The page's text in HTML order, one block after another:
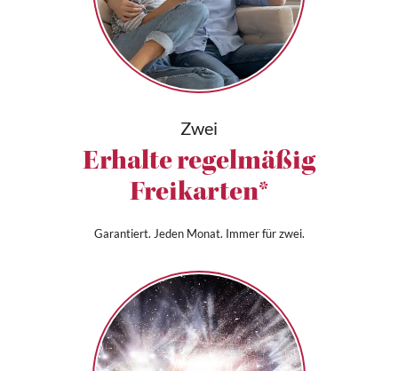
Zwei
Erhalte regelmäßig
Freikarten*
Garantiert. Jeden Monat. Immer für zwei.